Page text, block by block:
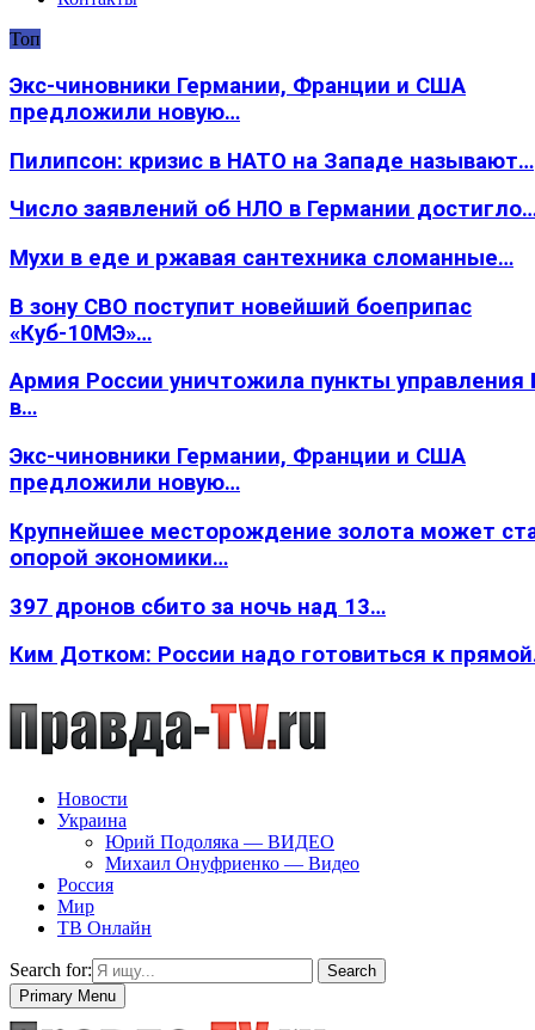
Топ
Экс-чиновники Германии, Франции и США
предложили новую…
Пилипсон: кризис в НАТО на Западе называют…
Число заявлений об НЛО в Германии
Мухи в еде и ржавая сантехника сломанные…
В зону СВО поступит новейший боеприпас
«Куб-10МЭ»…
Армия России уничтожила пункты
в…
Экс-чиновники Германии, Франции и США
предложили новую…
Крупнейшее месторождение золота может
опорой экономики…
397 дронов сбито за ночь над 13…
Ким Дотком: России надо готовиться к
Новости
Украина
Юрий Подоляка — ВИДЕО
Михаил Онуфриенко — Видео
Россия
Мир
ТВ Онлайн
Search for:
Search
Primary Menu